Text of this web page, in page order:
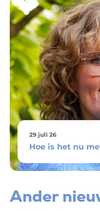
29 juli 26
Hoe is het nu
Ander